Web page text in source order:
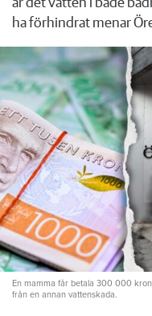
är det vatten i både
ha förhindrat menar
En mamma får betala 300 000
från en annan vattenskada.